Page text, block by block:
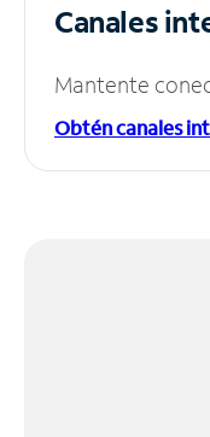
Canales
Mantente
Obtén canales